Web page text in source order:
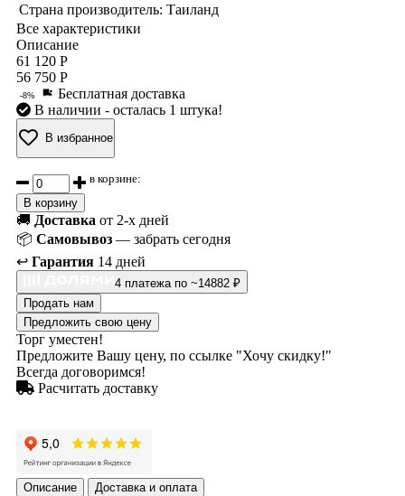
Страна производитель: Таиланд
Все характеристики
Описание
61 120 Р
56 750 Р
-8%
Бесплатная доставка
В наличии - осталась 1 штука!
В избранное
в корзине:
В корзину
🚚 Доставка от 2-х дней
📦 Самовывоз — забрать сегодня
↩️ Гарантия 14 дней
4 платежа по ~14882 ₽
Продать нам
Предложить свою цену
Торг уместен!
Предложите Вашу цену, по ссылке "Хочу скидку!"
Всегда договоримся!
Расчитать доставку
Описание Доставка и оплата